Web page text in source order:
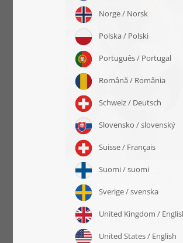
Choisir modèle